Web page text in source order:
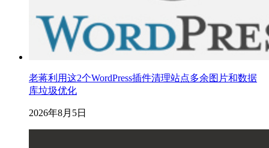
老蒋利用这2个WordPress插件清理站点多余图片和数据
库垃圾优化
2026年8月5日